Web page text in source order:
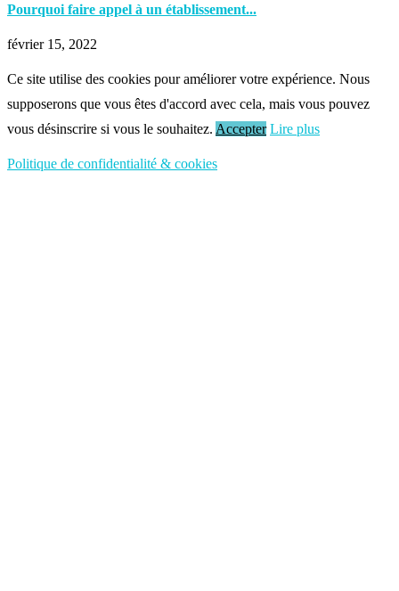
Pourquoi faire appel à un établissement...
février 15, 2022
Ce site utilise des cookies pour améliorer votre expérience. Nous
supposerons que vous êtes d'accord avec cela, mais vous pouvez
vous désinscrire si vous le souhaitez. Accepter Lire plus
Politique de confidentialité & cookies